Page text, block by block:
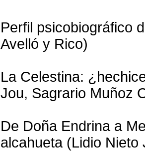
Perfil psicobiográfico
Avelló y Rico)
La Celestina:
Jou, Sagrario Muñoz
De Doña Endrina a
alcahueta (Lidio Nieto